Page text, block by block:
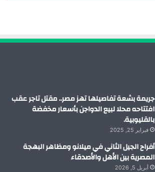
م
جريمة بشعة تفاصيلها تهز مصر.. مقتل تاجر عقب
افتتاحه محلا لبيع الدواجن بأسعار مخفضة
بالقليوبية.
فبراير 25, 2025
أفراح الجيل الثاني في ميلانو ومظاهر البهجة
المصرية بين الأهل والأصدقاء
أبريل 5, 2026